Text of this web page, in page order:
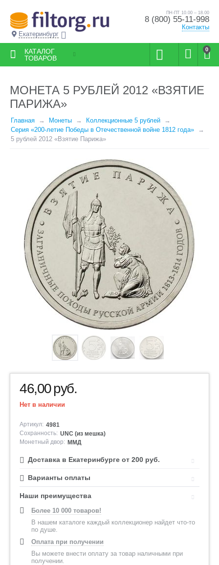
Екатеринбург
ПН-ПТ 10.00 – 18.00
8 (800) 55-11-998
Контакты
0
КАТАЛОГ
ТОВАРОВ
МОНЕТА 5 РУБЛЕЙ 2012 «ВЗЯТИЕ
ПАРИЖА»
Главная Монеты
Коллекционные 5 рублей
Серия «200-летие Победы в Отечественной войне 1812 года»
5 рублей 2012 «Взятие Парижа»
46,00руб.
Нет в наличии
Артикул: 4981
Сохранность: UNC (из мешка)
Монетный двор: ММД
Доставка в Екатеринбурге от 200 руб.
Варианты оплаты
Наши преимущества
Более 10 000 товаров!
В нашем каталоге каждый коллекционер найдет что-то
по душе.
Оплата при получении
Вы можете внести оплату за товар наличными при
получении.